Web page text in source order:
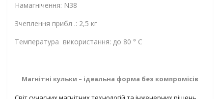
Намагнічення: N38
Зчеплення прибл .: 2,5 кг
Температура використання: до 80 ° C
Магнітні кульки – ідеальна форма без компромісів